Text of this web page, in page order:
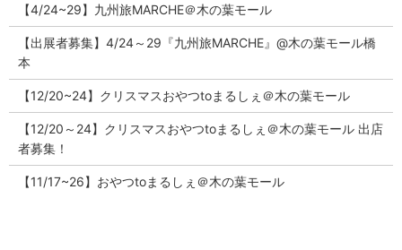
【4/24~29】九州旅MARCHE＠木の葉モール
【出展者募集】4/24～29『九州旅MARCHE』@木の葉モール橋
本
【12/20~24】クリスマスおやつtoまるしぇ＠木の葉モール
【12/20～24】クリスマスおやつtoまるしぇ＠木の葉モール 出店
者募集！
【11/17~26】おやつtoまるしぇ＠木の葉モール